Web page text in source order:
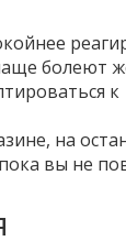
болеют
к
на
вы не